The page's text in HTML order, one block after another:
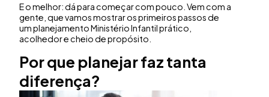
E o melhor: dá para começar com pouco. Vem com a
gente, que vamos mostrar os primeiros passos de
um planejamento Ministério Infantil prático,
acolhedor e cheio de propósito.
Por que planejar faz tanta
diferença?